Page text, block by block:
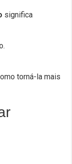
significa
torná-la mais